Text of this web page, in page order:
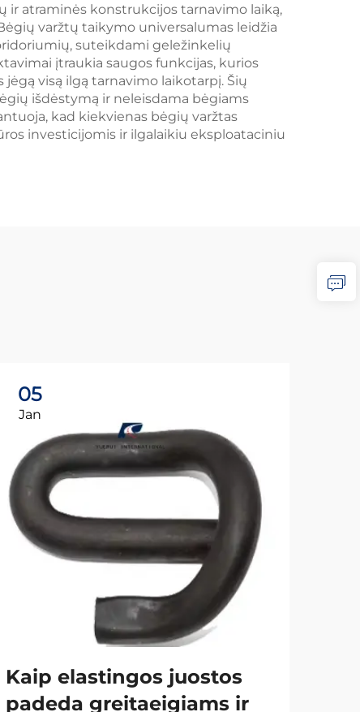
ir atraminės konstrukcijos tarnavimo laiką,
varžtų taikymo universalumas leidžia
suteikdami geležinkelių
įtraukia saugos funkcijas, kurios
visą ilgą tarnavimo laikotarpį. Šių
išdėstymą ir neleisdama bėgiams
kad kiekvienas bėgių varžtas
investicijomis ir ilgalaikiu eksploataciniu
05
Jan
Kaip elastingos juostos
padeda greitaeigiams ir